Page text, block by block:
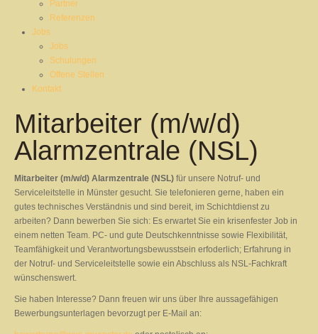
Partner
Referenzen
Jobs
Jobs
Schulungen
Offene Stellen
Kontakt
Mitarbeiter (m/w/d)
Alarmzentrale (NSL)
Mitarbeiter (m/w/d) Alarmzentrale (NSL) für unsere Notruf- und
Serviceleitstelle in Münster gesucht. Sie telefonieren gerne, haben ein
gutes technisches Verständnis und sind bereit, im Schichtdienst zu
arbeiten? Dann bewerben Sie sich: Es erwartet Sie ein krisenfester Job in
einem netten Team. PC- und gute Deutschkenntnisse sowie Flexibilität,
Teamfähigkeit und Verantwortungsbewusstsein erfoderlich; Erfahrung in
der Notruf- und Serviceleitstelle sowie ein Abschluss als NSL-Fachkraft
wünschenswert.
Sie haben Interesse? Dann freuen wir uns über Ihre aussagefähigen
Bewerbungsunterlagen bevorzugt per E-Mail an: